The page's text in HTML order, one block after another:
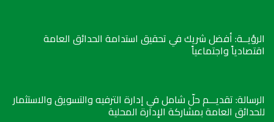
الرؤيــة: أفضل شريك في تحقيق استدامة الحدائق العامة
اقتصادياً واجتماعياً
الرسالة: تقديـــم حلّ شامل في إدارة الترفيه والتسويق والاستثمار
للحدائق العامة بمشاركة الإدارة المحلية